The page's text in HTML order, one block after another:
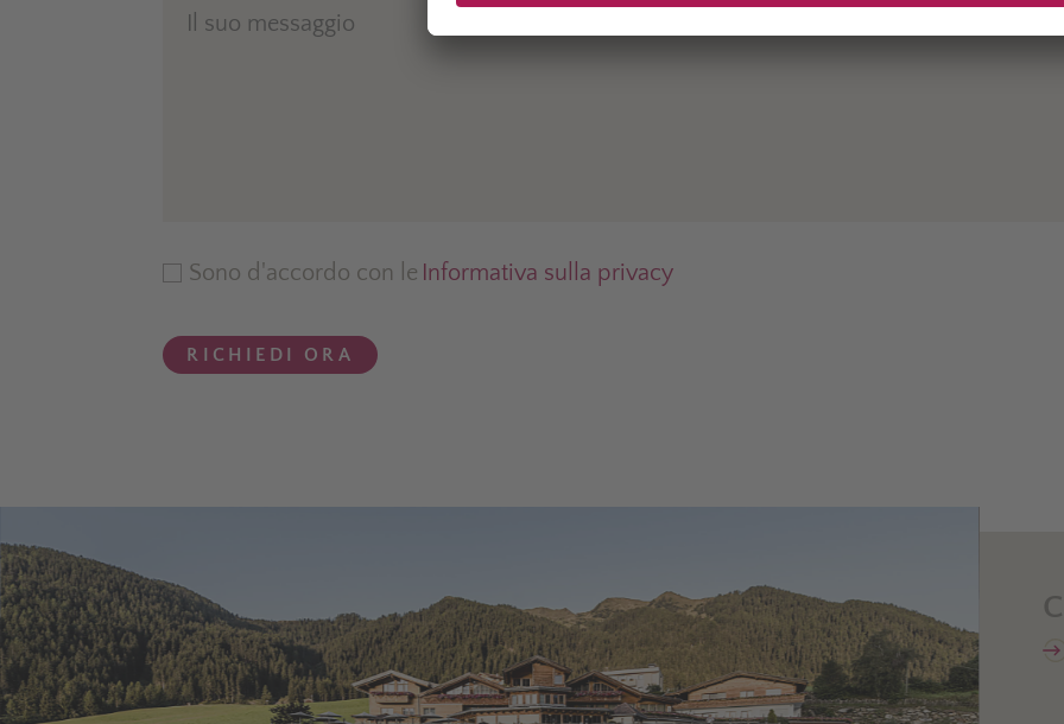
Sono d'accordo con le Informativa sulla privacy
RICHIEDI ORA